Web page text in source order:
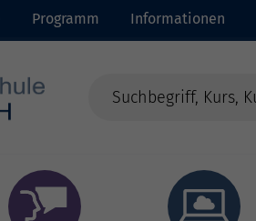
Programm Informationen